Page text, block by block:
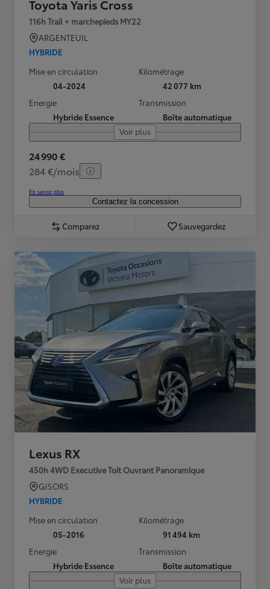
Toyota Yaris Cross
116h Trail + marchepieds MY22
ARGENTEUIL
HYBRIDE
Mise en circulation
04-2024
Kilométrage
42 077 km
Energie
Hybride Essence
Transmission
Boîte automatique
Voir plus
24 990 €
284 €/mois
En savoir plus
Contactez la concession
Comparez Sauvegardez
Lexus RX
450h 4WD Executive Toit Ouvrant Panoramique
GISORS
HYBRIDE
Mise en circulation
05-2016
Kilométrage
91 494 km
Energie
Hybride Essence
Transmission
Boîte automatique
Voir plus